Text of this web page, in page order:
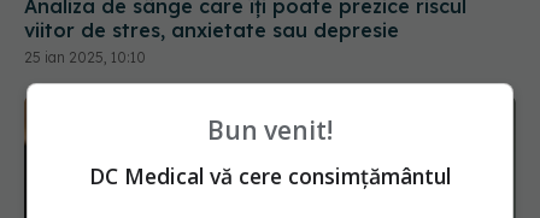
25 ian 2025, 10:10
Bun venit!
DC Medical vă cere consimțământul